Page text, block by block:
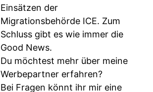
Einsätzen der
Migrationsbehörde ICE. Zum
Schluss gibt es wie immer die
Good News.
Du möchtest mehr über meine
Werbepartner erfahren?
Bei Fragen könnt ihr mir eine